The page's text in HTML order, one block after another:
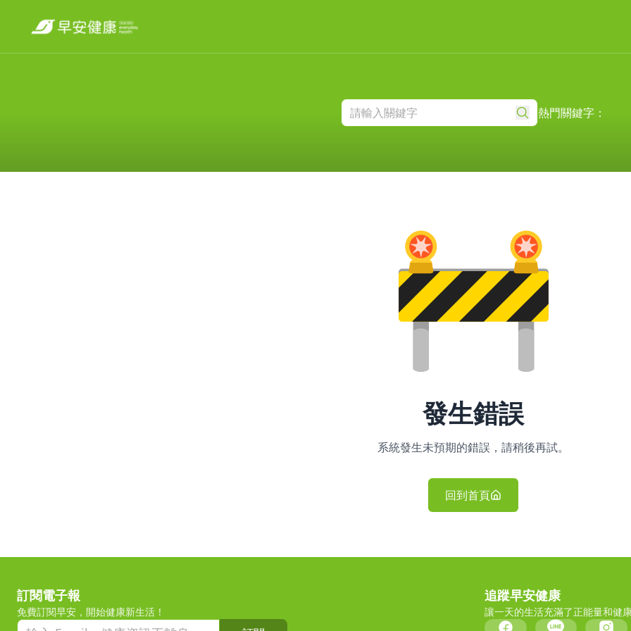
熱門關鍵字：
發生錯誤
系統發生未預期的錯誤，請稍後再試。
回到首頁
訂閱電子報
免費訂閱早安，開始健康新生活！
追蹤早安健康
讓一天的生活充滿了正能量和健